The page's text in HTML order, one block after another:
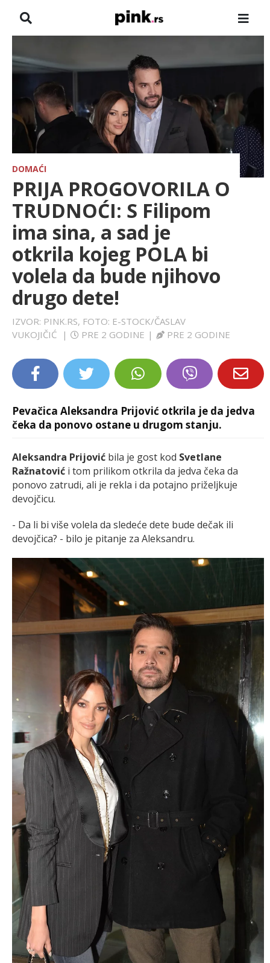
VESTI
ZADRUGA
SHOWBIZ
HRONIKA
FARMERI
SPORT
LIFESTYLE
DOMAĆI
PRIJA PROGOVORILA O
TRUDNOĆI: S Filipom
ima sina, a sad je
otkrila kojeg POLA bi
volela da bude njihovo
drugo dete!
IZVOR: PINK.RS, FOTO: E-STOCK/ČASLAV
VUKOJIČIĆ
| PRE 2 GODINE | PRE 2 GODINE
Pevačica Aleksandra Prijović otkrila je da jedva
čeka da ponovo ostane u drugom stanju.
Aleksandra Prijović bila je gost kod Svetlane
Ražnatović i tom prilikom otkrila da jedva čeka da
ponovo zatrudi, ali je rekla i da potajno priželjkuje
devojčicu.
- Da li bi više volela da sledeće dete bude dečak ili
devojčica? - bilo je pitanje za Aleksandru.